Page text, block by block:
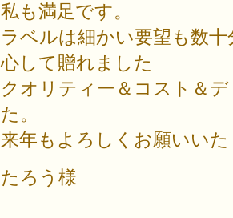
私も満足です。
ラベルは細かい要望も数
心して贈れました
クオリティー＆コスト＆
た。
来年もよろしくお願いい
たろう様